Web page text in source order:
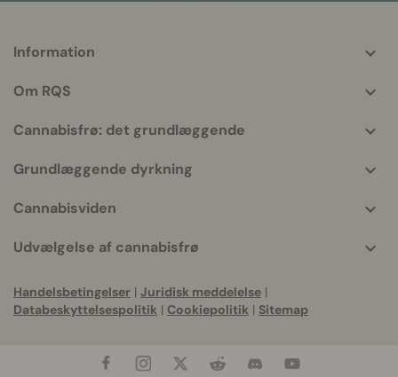
More
info
Information
Om RQS
Cannabisfrø: det grundlæggende
Grundlæggende dyrkning
Cannabisviden
Udvælgelse af cannabisfrø
Handelsbetingelser | Juridisk meddelelse |
Databeskyttelsespolitik | Cookiepolitik | Sitemap